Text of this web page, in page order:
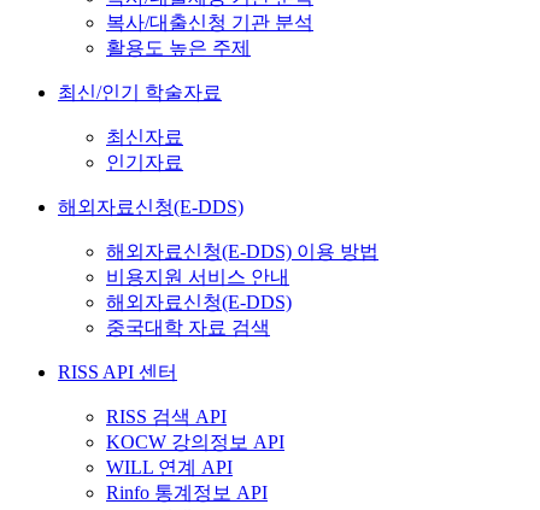
복사/대출신청 기관 분석
활용도 높은 주제
최신/인기 학술자료
최신자료
인기자료
해외자료신청(E-DDS)
해외자료신청(E-DDS) 이용 방법
비용지원 서비스 안내
해외자료신청(E-DDS)
중국대학 자료 검색
RISS API 센터
RISS 검색 API
KOCW 강의정보 API
WILL 연계 API
Rinfo 통계정보 API